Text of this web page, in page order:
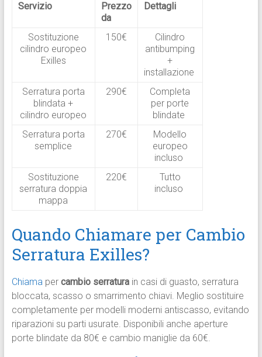
Servizio
Prezzo
da
Dettagli
Sostituzione
cilindro europeo
Exilles
150€
Cilindro
antibumping
+
installazione ​
Serratura porta
blindata +
cilindro europeo
290€
Completa
per porte
blindate ​
Serratura porta
semplice
270€
Modello
europeo
incluso ​
Sostituzione
serratura doppia
mappa
220€
Tutto
incluso ​
Quando Chiamare per Cambio
Serratura Exilles?
Chiamaper cambio serratura in casi di guasto, serratura
bloccata, scasso o smarrimento chiavi. Meglio sostituire
completamente per modelli moderni antiscasso, evitando
riparazioni su parti usurate. Disponibili anche aperture
porte blindate da 80€ e cambio maniglie da 60€.​